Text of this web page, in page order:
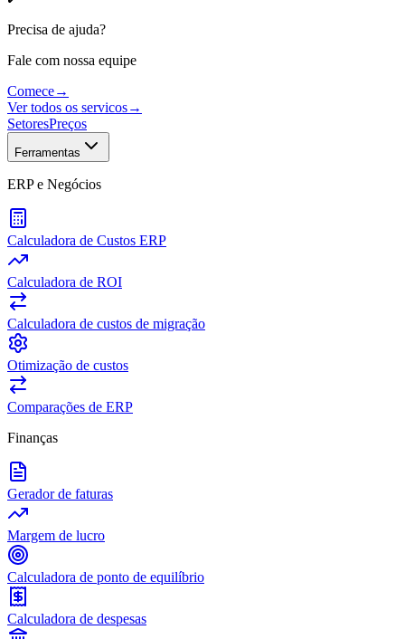
Precisa de ajuda?
Fale com nossa equipe
Comece→
Ver todos os servicos→
SetoresPreços
Ferramentas
ERP e Negócios
Calculadora de Custos ERP
Calculadora de ROI
Calculadora de custos de migração
Otimização de custos
Comparações de ERP
Finanças
Gerador de faturas
Margem de lucro
Calculadora de ponto de equilíbrio
Calculadora de despesas